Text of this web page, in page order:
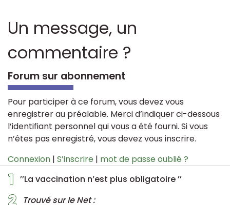
1 ’’La vaccination n’est plus obligatoire ’’
2
Trouvé sur le Net :
Un message, un
commentaire ?
Forum sur abonnement
Pour participer à ce forum, vous devez vous
enregistrer au préalable. Merci d’indiquer ci-dessous
l’identifiant personnel qui vous a été fourni. Si vous
n’êtes pas enregistré, vous devez vous inscrire.
Connexion | S’inscrire | mot de passe oublié ?